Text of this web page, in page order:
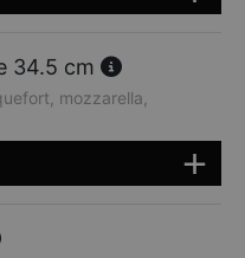
34.5 cm
mozzarella,